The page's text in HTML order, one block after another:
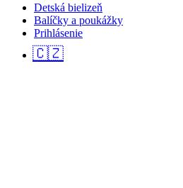
Detská bielizeň
Balíčky a poukážky
Prihlásenie
🇨🇿